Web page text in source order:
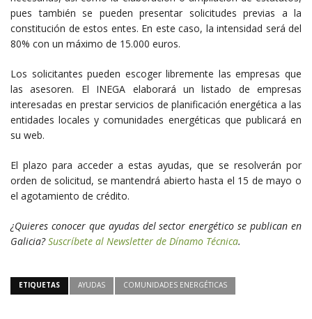
pues también se pueden presentar solicitudes previas a la
constitución de estos entes. En este caso, la intensidad será del
80% con un máximo de 15.000 euros.
Los solicitantes pueden escoger libremente las empresas que
las asesoren. El INEGA elaborará un listado de empresas
interesadas en prestar servicios de planificación energética a las
entidades locales y comunidades energéticas que publicará en
su web.
El plazo para acceder a estas ayudas, que se resolverán por
orden de solicitud, se mantendrá abierto hasta el 15 de mayo o
el agotamiento de crédito.
¿Quieres conocer que ayudas del sector energético se publican en
Galicia?Suscríbete al Newsletter de Dínamo Técnica.
ETIQUETAS AYUDAS COMUNIDADES ENERGÉTICAS